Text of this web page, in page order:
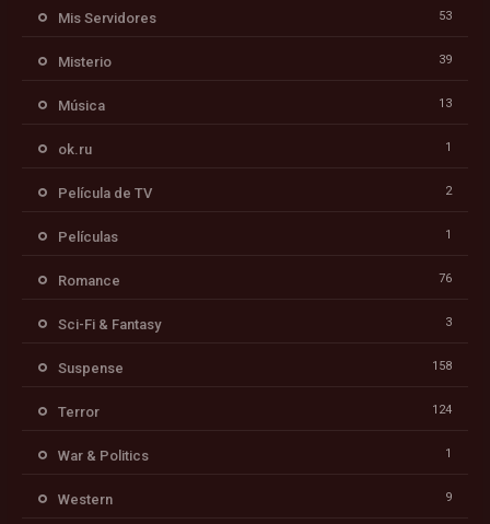
Mis Servidores 53
Misterio 39
Música 13
ok.ru 1
Película de TV 2
Películas 1
Romance 76
Sci-Fi & Fantasy 3
Suspense 158
Terror 124
War & Politics 1
Western 9